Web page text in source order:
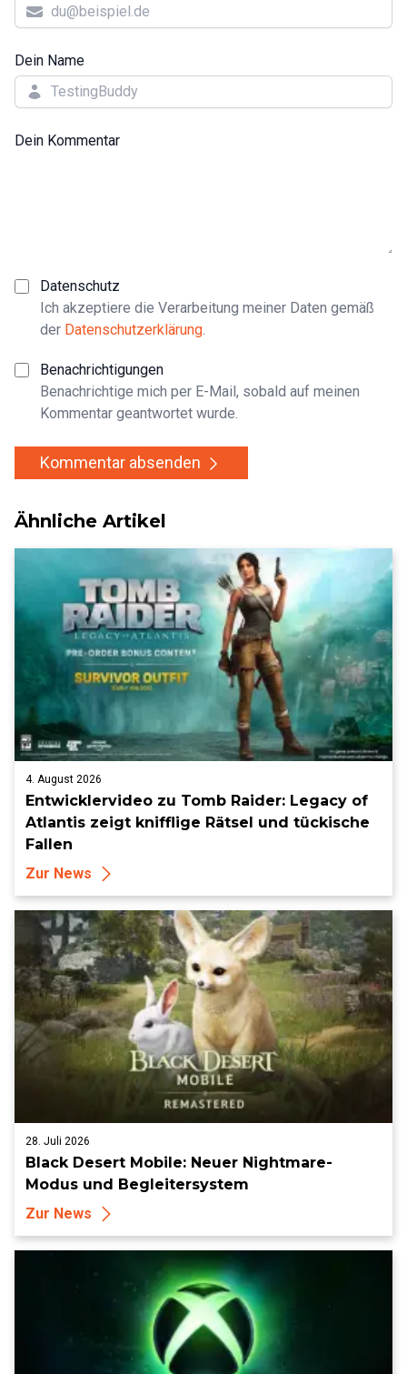
Dein Name
Dein Kommentar
Datenschutz
Ich akzeptiere die Verarbeitung meiner Daten gemäß
der Datenschutzerklärung.
Benachrichtigungen
Benachrichtige mich per E-Mail, sobald auf meinen
Kommentar geantwortet wurde.
Kommentar absenden
Ähnliche Artikel
4. August 2026
Entwicklervideo zu Tomb Raider: Legacy of
Atlantis zeigt knifflige Rätsel und tückische
Fallen
Zur News
28. Juli 2026
Black Desert Mobile: Neuer Nightmare-
Modus und Begleitersystem
Zur News